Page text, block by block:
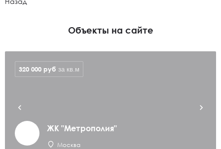
Объекты на сайте
ЖК "Метрополия"
Москва
320 000 руб за кв.м